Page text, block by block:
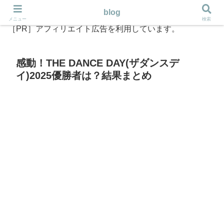
［PR］アフィリエイト広告を利用しています。
感動！THE DANCE DAY(ザダンスデ
イ)2025優勝者は？結果まとめ
メニュー
blog
検索